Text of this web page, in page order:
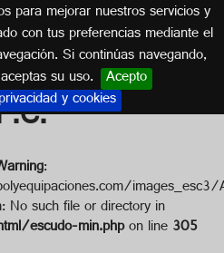
para mejorar nuestros servicios y
con tus preferencias mediante el
Si continúas navegando,
su uso. Acepto
y cookiesUNITED
:
No such file or directory in
escudo-min.phpon line305